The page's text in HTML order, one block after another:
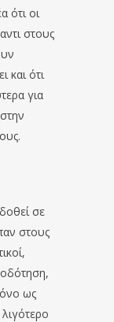
ότι οι
στους
και ότι
για
σε
στους
ως